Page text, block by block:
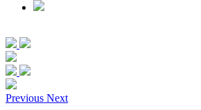
Previous Next